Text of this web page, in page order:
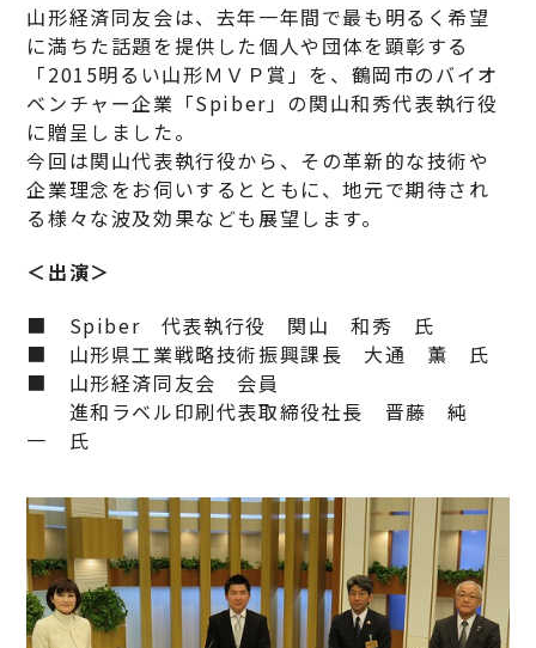
山形経済同友会は、去年一年間で最も明るく希望
に満ちた話題を提供した個人や団体を顕彰する
「2015明るい山形ＭＶＰ賞」を、鶴岡市のバイオ
ベンチャー企業「Spiber」の関山和秀代表執行役
に贈呈しました。
今回は関山代表執行役から、その革新的な技術や
企業理念をお伺いするとともに、地元で期待され
る様々な波及効果なども展望します。
＜出演＞
■ Spiber 代表執行役 関山 和秀 氏
■ 山形県工業戦略技術振興課長 大通 薫 氏
■ 山形経済同友会 会員
進和ラベル印刷代表取締役社長 晋藤 純
一 氏